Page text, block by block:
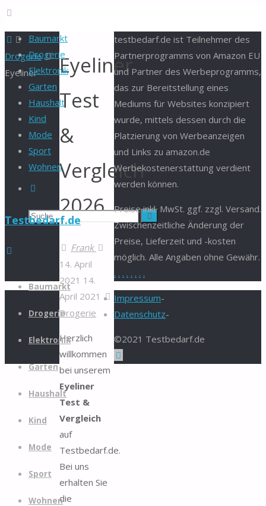
Baumarkt
Drogerie
Elektronik
Garten
Haushalt
Kind
Mode
Sport
Wohnen
Suchen Suche
Testbedarf.de
Zum
springen
Baumarkt
Drogerie
Elektronik
Garten
Haushalt
Kind
Mode
Sport
Wohnen
Start
Drogerie
Eyeliner
Eyeliner
Test
&
Vergleich
2026
Frank
14. April
2021 14.
April 2021
Drogerie
Herzlich
willkommen
bei unserem
Eyeliner
Test &
Vergleich
auf
Testbedarf.de.
Bei uns
erhalten Sie
die
testbedarf.de ist Teilnehmer des
Partnerprogramms von Amazon EU
und Partner des Werbeprogramms,
das zur Bereitstellung eines
Mediums für Websites konzipiert
wurde, mittels dessen durch die
Platzierung von Werbeanzeigen
und Links zu amazon.de
Werbekostenerstattung verdient
werden können.
Preise inkl. MwSt. ggf. zzgl. Versand.
Zwischenzeitliche Änderung der
Preise, Lieferzeit und -kosten
möglich. Alle Angaben ohne Gewähr.
. . . . . . . .
Impressum-
Datenschutz-
©2021 Testbedarf.de
Zurück